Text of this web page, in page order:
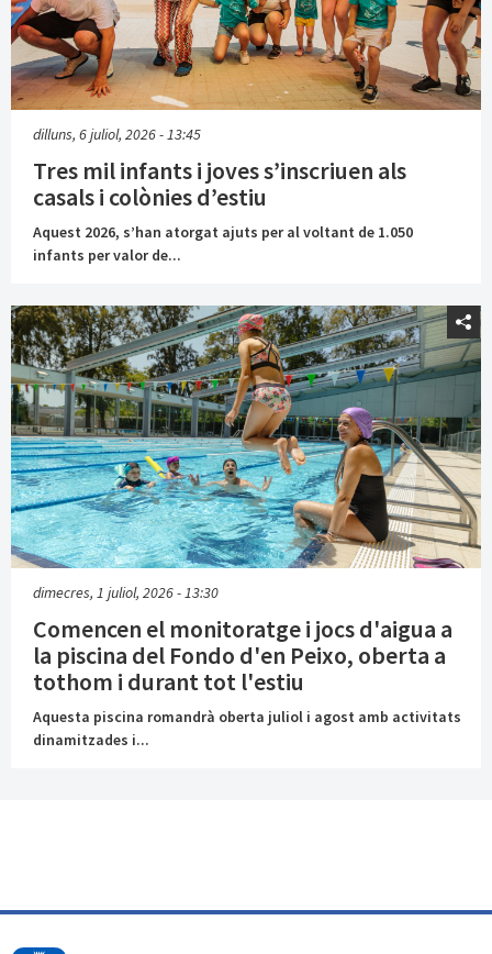
dilluns, 6 juliol, 2026 - 13:45
Tres mil infants i joves s’inscriuen als
casals i colònies d’estiu
Aquest 2026, s’han atorgat ajuts per al voltant de 1.050
infants per valor de...
dimecres, 1 juliol, 2026 - 13:30
Comencen el monitoratge i jocs d'aigua a
la piscina del Fondo d'en Peixo, oberta a
tothom i durant tot l'estiu
Aquesta piscina romandrà oberta juliol i agost amb activitats
dinamitzades i...